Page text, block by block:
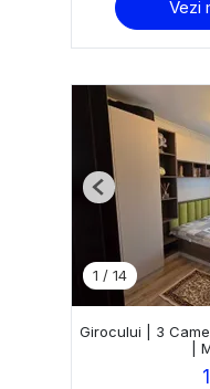
Vezi
1 / 14
Previous
Girocului | 3
|